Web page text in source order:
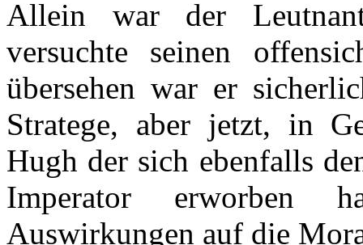
Allein war der
versuchte seinen
übersehen war er
Stratege, aber jetzt, in
Hugh der sich ebenfalls
Imperator erworben
Auswirkungen auf die